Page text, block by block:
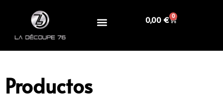
0,00 € 0
Productos